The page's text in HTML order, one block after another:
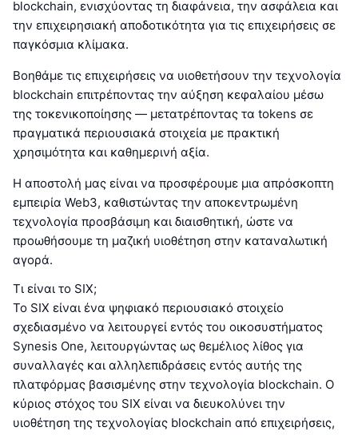
blockchain, ενισχύοντας τη διαφάνεια, την ασφάλεια και
την επιχειρησιακή αποδοτικότητα για τις επιχειρήσεις σε
παγκόσμια κλίμακα.
Βοηθάμε τις επιχειρήσεις να υιοθετήσουν την τεχνολογία
blockchain επιτρέποντας την αύξηση κεφαλαίου μέσω
της τοκενικοποίησης — μετατρέποντας τα tokens σε
πραγματικά περιουσιακά στοιχεία με πρακτική
χρησιμότητα και καθημερινή αξία.
Η αποστολή μας είναι να προσφέρουμε μια απρόσκοπτη
εμπειρία Web3, καθιστώντας την αποκεντρωμένη
τεχνολογία προσβάσιμη και διαισθητική, ώστε να
προωθήσουμε τη μαζική υιοθέτηση στην καταναλωτική
αγορά.
Τι είναι το SIX;
Το SIX είναι ένα ψηφιακό περιουσιακό στοιχείο
σχεδιασμένο να λειτουργεί εντός του οικοσυστήματος
Synesis One, λειτουργώντας ως θεμέλιος λίθος για
συναλλαγές και αλληλεπιδράσεις εντός αυτής της
πλατφόρμας βασισμένης στην τεχνολογία blockchain. Ο
κύριος στόχος του SIX είναι να διευκολύνει την
υιοθέτηση της τεχνολογίας blockchain από επιχειρήσεις,